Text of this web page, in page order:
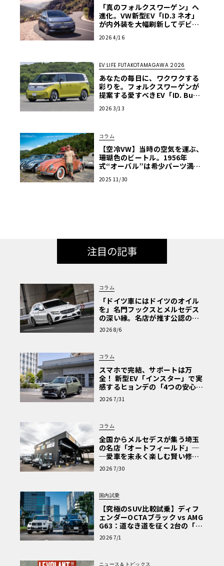
「真のフォルクスワーゲン」へ
進化。VW新型EV「ID.3 ネオ」
が内外装を大幅刷新してデビュ
2026 4/16
EV:LIFE FUTAKOTAMAGAWA 2026
あなたの毎日に、ワクワクする
彩りを。フォルクスワーゲンが
提案する愛すべきEV「ID. Buz
AWA 2026】
2026 3/13
コラム
【空冷VW】当時の空気を運ぶ、
珊瑚色のビートル。1956年
式“オーバル”は希少パーツ満
【愛車群像】
2025 11/30
注目の記事
コラム
「ドイツ車にはドイツのオイル
を」名門フックスとメルセデス
の深い縁。名店が推す公認の安
心と、Cクラスで味わうシルキー
な走り〈PR〉
2026 8/6
コラム
スマホで完結、サポートは万
全！ 新型EV「インスター」で実
感するヒョンデの「4つの安心」
【第1回・ヒョンデ6つの疑問：
Why? Hyundai?】〈PR〉
2026 7/31
コラム
全国からメルセデスが集う埼玉
の名店「オートフィールド」─
─愛車を末永く楽しむ賢い修理
術と、プロがフックス製オイル
を選ぶ理由〈PR〉
2026 7/30
国内試乗
【究極のSUV比較試乗】ディフ
ェンダーOCTAブラック vs AMG
G63：道なき道を征く2台の「対
極的アプローチ」
2026 7/1
ニュース＆トピックス